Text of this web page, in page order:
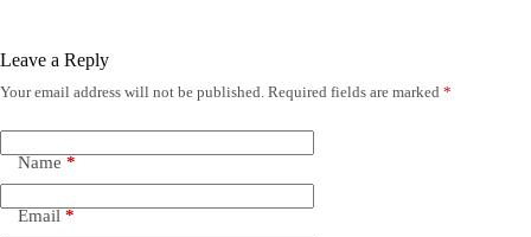
Leave a Reply
Your email address will not be published. Required fields are marked *
Name *
Email *